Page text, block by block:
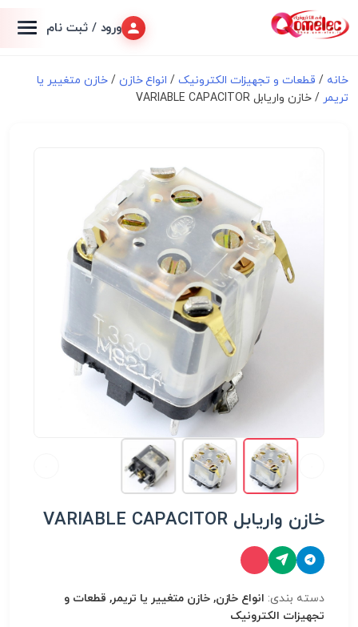
ورود / ثبت نام
خانه / قطعات و تجهیزات الکترونیک/ انواع خازن /خازن متغییر یا
تریمر / خازن واریابل VARIABLE CAPACITOR
خازن واریابل VARIABLE CAPACITOR
دسته بندی: انواع خازن, خازن متغییر یا تریمر, قطعات و
تجهیزات الکترونیک